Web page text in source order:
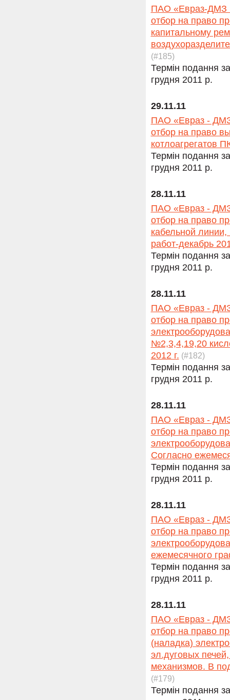
ПАО «Евраз-ДМЗ
отбор на право
капитальному
(#185)
Термін подання
грудня 2011 р.
29.11.11
ПАО «Евраз - ДМЗ
отбор на право
котлоагрегатов
Термін подання
грудня 2011 р.
28.11.11
ПАО «Евраз - ДМЗ
отбор на право
кабельной
работ-декабрь
Термін подання
грудня 2011 р.
28.11.11
ПАО «Евраз - ДМЗ
отбор на право
№2,3,4,19,20
2012 г. (#182)
Термін подання
грудня 2011 р.
28.11.11
ПАО «Евраз - ДМЗ
отбор на право
Согласно
Термін подання
грудня 2011 р.
28.11.11
ПАО «Евраз - ДМЗ
отбор на право
ежемесячного
Термін подання
грудня 2011 р.
28.11.11
ПАО «Евраз - ДМЗ
отбор на право
(наладка)
эл.дуговых
механизмов. В
(#179)
Термін подання